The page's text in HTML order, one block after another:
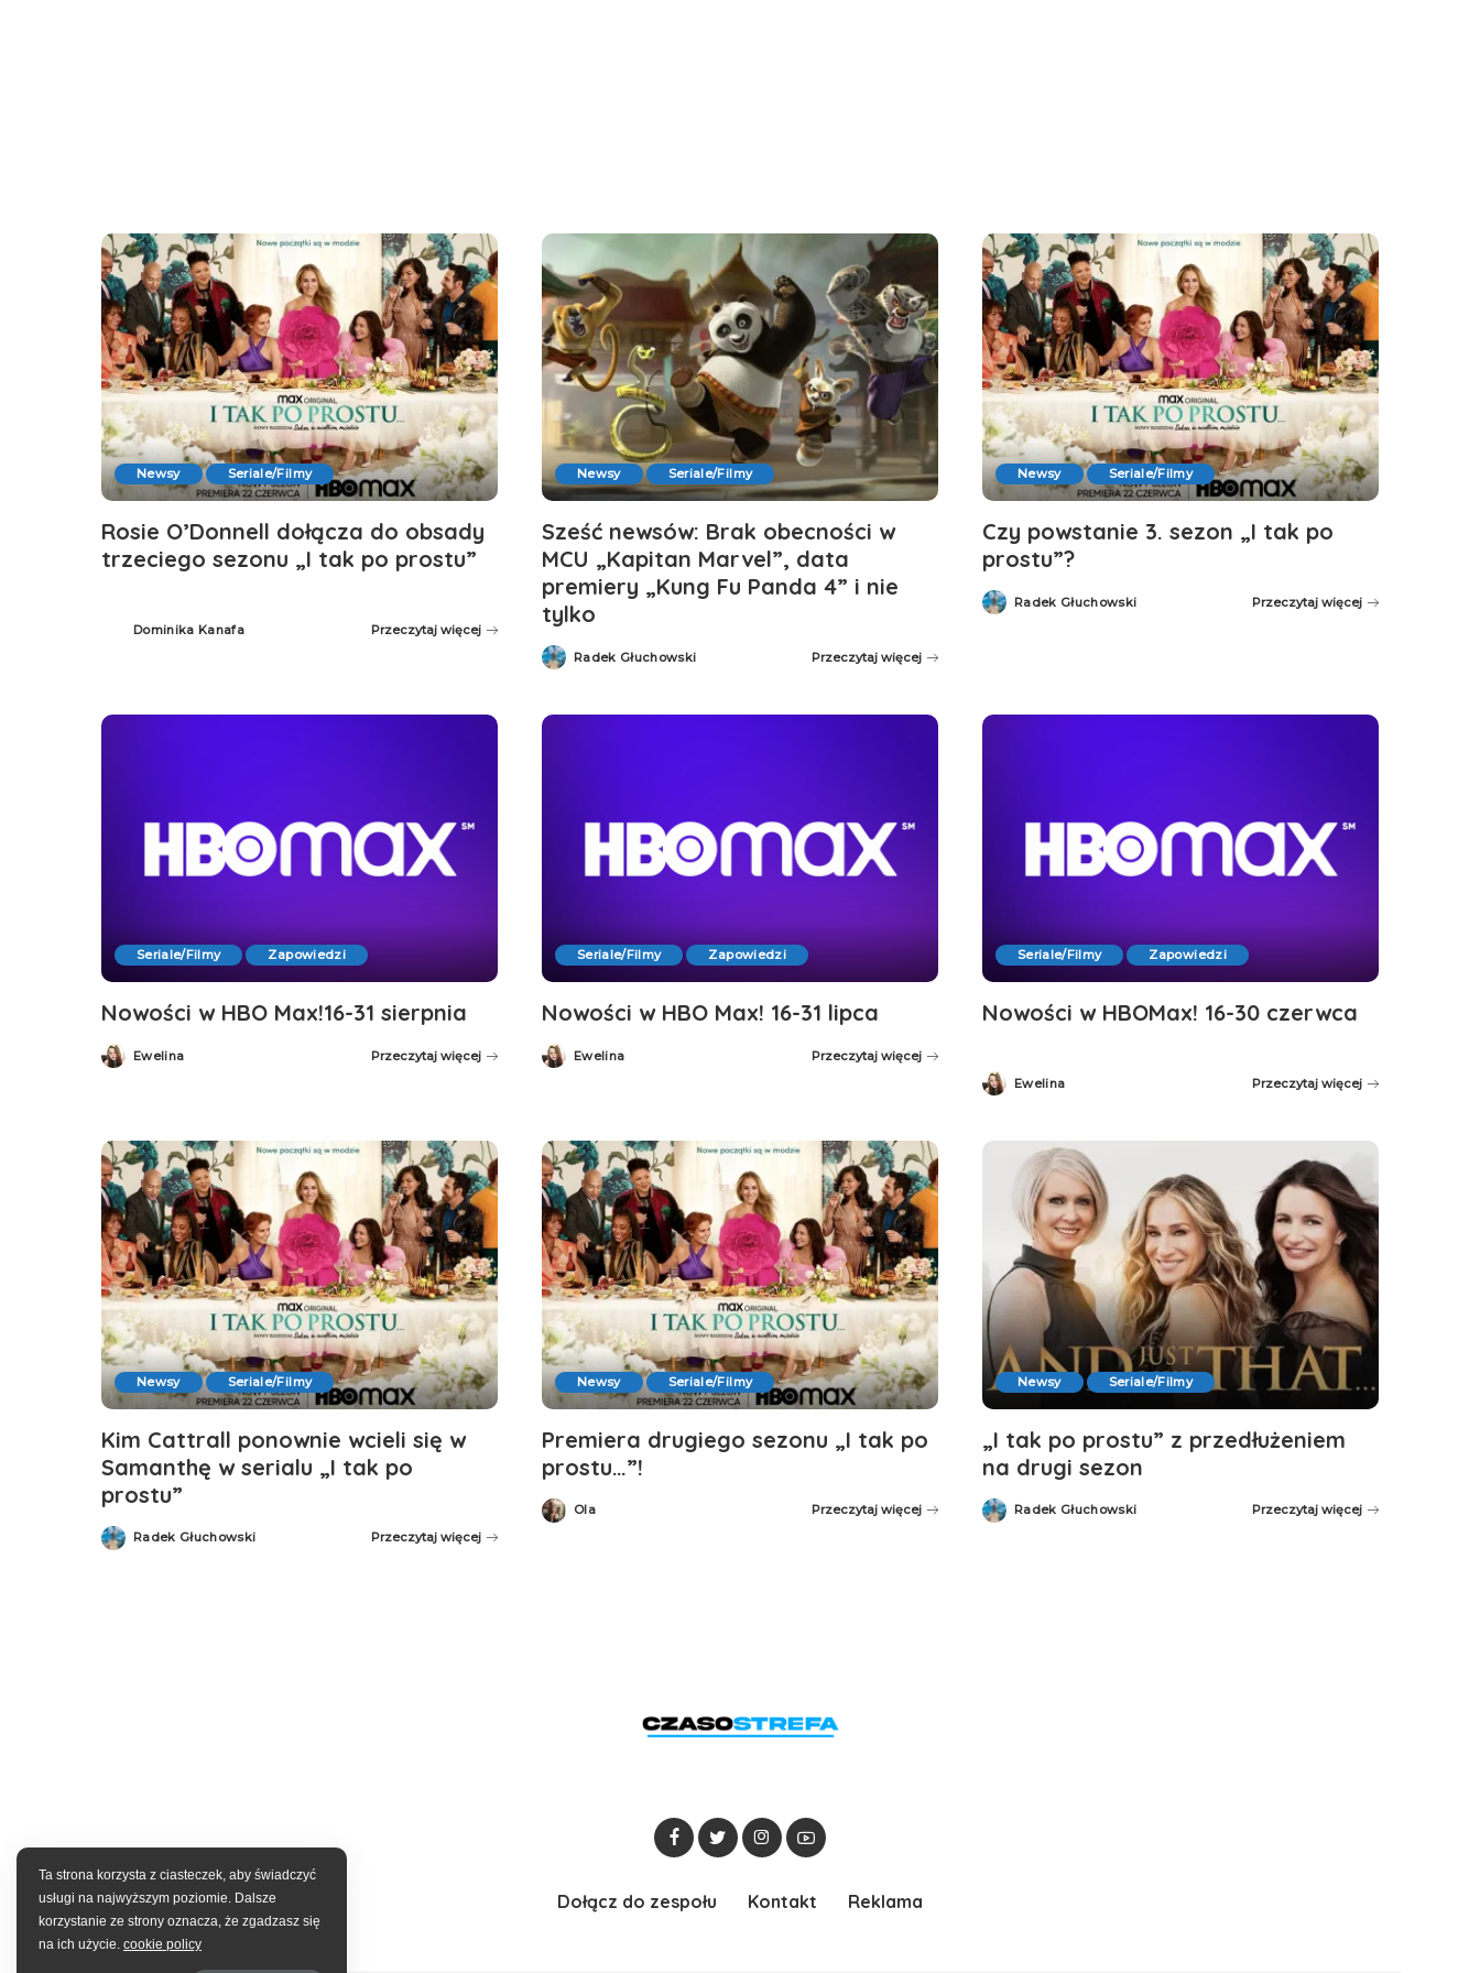
Newsy Seriale/Filmy
Rosie O’Donnell dołącza do obsady
trzeciego sezonu „I tak po prostu”
PostedDominika Kanafa Przeczytaj więcej
Newsy Seriale/Filmy
Sześć newsów: Brak obecności w
MCU „Kapitan Marvel”, data
premiery „Kung Fu Panda 4” i nie
tylko
Posted
by
Radek Głuchowski Przeczytaj więcej
Newsy Seriale/Filmy
Czy powstanie 3. sezon „I tak po
prostu”?
Posted
by
Radek Głuchowski Przeczytaj więcej
Seriale/Filmy Zapowiedzi
Nowości w HBO Max!16-31 sierpnia
Posted
by
Ewelina Przeczytaj więcej
Seriale/Filmy Zapowiedzi
Nowości w HBO Max! 16-31 lipca
Posted
by
Ewelina Przeczytaj więcej
Seriale/Filmy Zapowiedzi
Nowości w HBOMax! 16-30 czerwca
Posted
by
Ewelina Przeczytaj więcej
Newsy Seriale/Filmy
Kim Cattrall ponownie wcieli się w
Samanthę w serialu „I tak po
prostu”
Posted
by
Radek Głuchowski Przeczytaj więcej
Newsy Seriale/Filmy
Premiera drugiego sezonu „I tak po
prostu…”!
Posted
by
Ola Przeczytaj więcej
Newsy Seriale/Filmy
„I tak po prostu” z przedłużeniem
na drugi sezon
Posted
by
Radek Głuchowski Przeczytaj więcej
Dołącz do zespołu Kontakt Reklama
Ta strona korzysta z ciasteczek, aby świadczyć
usługi na najwyższym poziomie. Dalsze
korzystanie ze strony oznacza, że zgadzasz się
na ich użycie. cookie policy